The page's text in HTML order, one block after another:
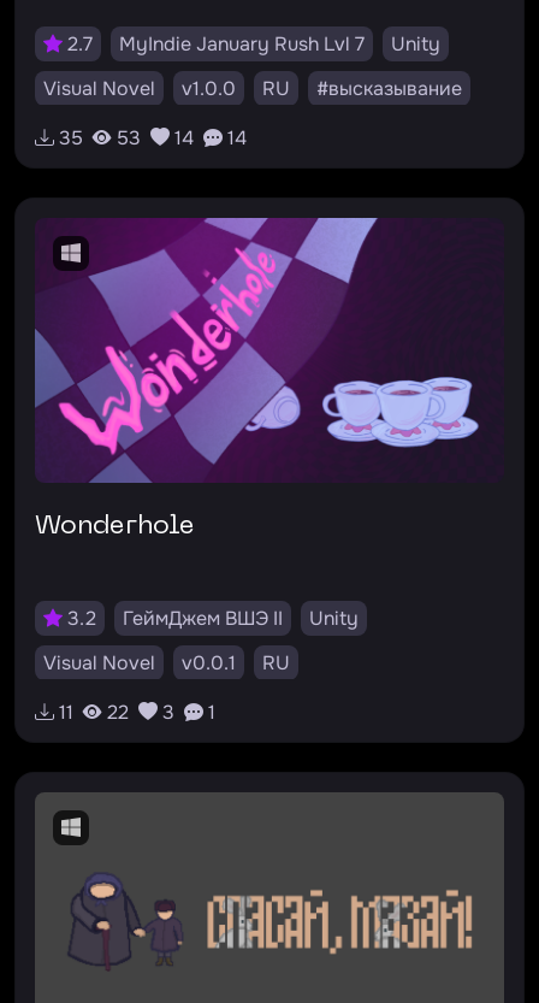
2.7 MyIndie January Rush Lvl 7
Unity
Visual Novel
v1.0.0 RU
#высказывание
#мотивация
#авторское
35 53 14 14
Wonderhole
3.2 ГеймДжем ВШЭ II
Unity
Visual Novel
v0.0.1
RU
11
22 3 1